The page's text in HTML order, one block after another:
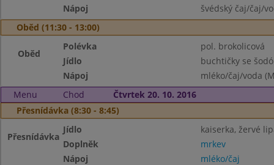
Nápoj
švédský čaj/čaj/
Oběd (11:30 - 13:00)
Oběd
Polévka
pol. brokolicová
Jídlo
buchtičky se šodó
Nápoj
mléko/čaj/voda
Menu
Chod
Čtvrtek 20. 10. 2016
Přesnídávka (8:30 - 8:45)
Přesnídávka
Jídlo
kaiserka, žervé
Doplněk
mrkev
Nápoj
mléko/čaj